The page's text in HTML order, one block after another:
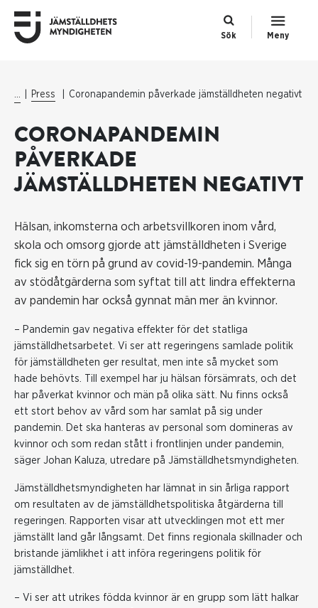
Sök Meny
... Press Coronapandemin påverkade jämställdheten negativt
CORONAPANDEMIN
PÅVERKADE
JÄMSTÄLLDHETEN NEGATIVT
Hälsan, inkomsterna och arbetsvillkoren inom vård,
skola och omsorg gjorde att jämställdheten i Sverige
fick sig en törn på grund av covid-19-pandemin. Många
av stödåtgärderna som syftat till att lindra effekterna
av pandemin har också gynnat män mer än kvinnor.
– Pandemin gav negativa effekter för det statliga
jämställdhetsarbetet. Vi ser att regeringens samlade politik
för jämställdheten ger resultat, men inte så mycket som
hade behövts. Till exempel har ju hälsan försämrats, och det
har påverkat kvinnor och män på olika sätt. Nu finns också
ett stort behov av vård som har samlat på sig under
pandemin. Det ska hanteras av personal som domineras av
kvinnor och som redan stått i frontlinjen under pandemin,
säger Johan Kaluza, utredare på Jämställdhetsmyndigheten.
Jämställdhetsmyndigheten har lämnat in sin årliga rapport
om resultaten av de jämställdhetspolitiska åtgärderna till
regeringen. Rapporten visar att utvecklingen mot ett mer
jämställt land går långsamt. Det finns regionala skillnader och
bristande jämlikhet i att införa regeringens politik för
jämställdhet.
– Vi ser att utrikes födda kvinnor är en grupp som lätt halkar